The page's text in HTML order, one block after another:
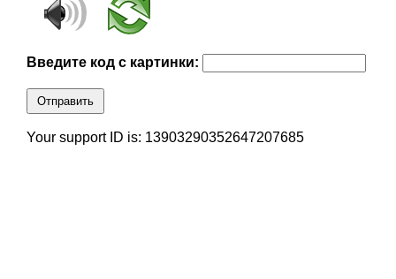
Введите код с картинки:
Отправить
Your support ID is: 13903290352647207685